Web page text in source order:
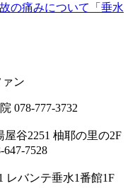
の痛みについて「垂水
ァン
078-777-3732
屋谷2251 柚耶の里の2F
647-7528
レバンテ垂水1番館1F